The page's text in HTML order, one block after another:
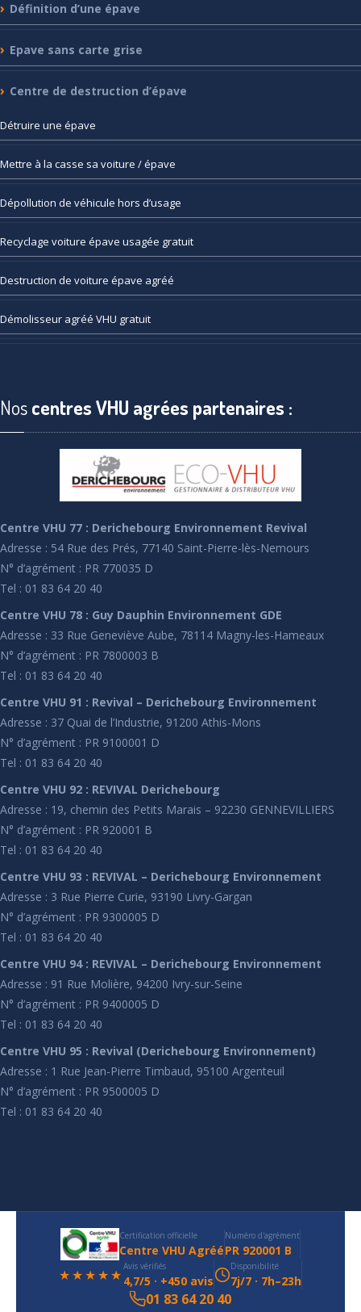
Définition d’une épave
Epave sans carte grise
Centre de destruction d’épave
Détruire une épave
Mettre à la casse sa voiture / épave
Dépollution de véhicule hors d’usage
Recyclage voiture épave usagée gratuit
Destruction de voiture épave agréé
Démolisseur agréé VHU gratuit
Noscentres VHU agrées partenaires :
Centre VHU 77 : Derichebourg Environnement Revival
Adresse : 54 Rue des Prés, 77140 Saint-Pierre-lès-Nemours
N° d’agrément : PR 770035 D
Tel : 01 83 64 20 40
Centre VHU 78 : Guy Dauphin Environnement GDE
Adresse : 33 Rue Geneviève Aube, 78114 Magny-les-Hameaux
N° d’agrément : PR 7800003 B
Tel : 01 83 64 20 40
Centre VHU 91 : Revival – Derichebourg Environnement
Adresse : 37 Quai de l’Industrie, 91200 Athis-Mons
N° d’agrément : PR 9100001 D
Tel : 01 83 64 20 40
Centre VHU 92 : REVIVAL Derichebourg
Adresse : 19, chemin des Petits Marais – 92230 GENNEVILLIERS
N° d’agrément : PR 920001 B
Tel : 01 83 64 20 40
Centre VHU 93 : REVIVAL – Derichebourg Environnement
Adresse : 3 Rue Pierre Curie, 93190 Livry-Gargan
N° d’agrément : PR 9300005 D
Tel : 01 83 64 20 40
Centre VHU 94 : REVIVAL – Derichebourg Environnement
Adresse : 91 Rue Molière, 94200 Ivry-sur-Seine
N° d’agrément : PR 9400005 D
Tel : 01 83 64 20 40
Centre VHU 95 : Revival (Derichebourg Environnement)
Adresse : 1 Rue Jean-Pierre Timbaud, 95100 Argenteuil
N° d’agrément : PR 9500005 D
Tel : 01 83 64 20 40
Certification officielle
Centre VHU Agréé
Numéro d'agrément
PR 920001 B
★★★★★ Avis vérifiés
4,7/5 · +450 avis
Disponibilité
7j/7 · 7h–23h
01 83 64 20 40